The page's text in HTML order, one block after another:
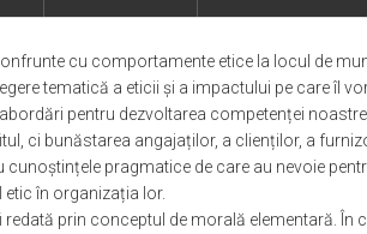
cu comportamente etice la locul de
tematică a eticii și a impactului pe care îl
pentru dezvoltarea competenței
ci bunăstarea angajaților, a clienților, a
cunoștințele pragmatice de care au nevoie
în organizația lor.
redată prin conceptul de morală elementară.